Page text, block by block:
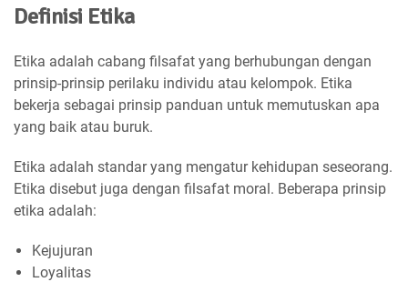
Definisi Etika
Etika adalah cabang filsafat yang berhubungan dengan
prinsip-prinsip perilaku individu atau kelompok. Etika
bekerja sebagai prinsip panduan untuk memutuskan apa
yang baik atau buruk.
Etika adalah standar yang mengatur kehidupan seseorang.
Etika disebut juga dengan filsafat moral. Beberapa prinsip
etika adalah:
Kejujuran
Loyalitas